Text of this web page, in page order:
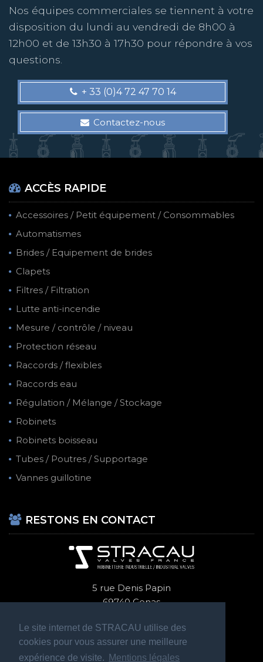
Le site internet de STRACAU utilise des
cookies pour vous assurer une meilleure
expérience de visite.
Mentions légales
Nos équipes commerciales se tiennent à votre
disposition du lundi au vendredi de 8h00 à
12h00 et de 13h30 à 17h30 pour répondre à vos
questions.
+ 33 (0)4 72 47 70 14
Contactez-nous
ACCÈS RAPIDE
Accessoires / Petit équipement / Consommables
Automatismes
Brides / Equipement de brides
Clapets
Filtres / Filtration
Lutte anti-incendie
Mesure / contrôle / niveau
Protection réseau
Raccords / flexibles
Raccords eau
Régulation / Mélange / Stockage
Robinets
Robinets boisseau
Tubes / Poutres / Supportage
Vannes guillotine
RESTONS EN CONTACT
5 rue Denis Papin
69740 Genas